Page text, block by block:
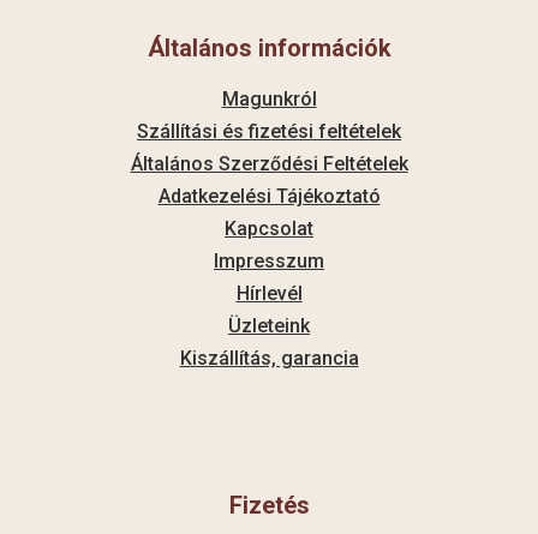
Általános információk
Magunkról
Szállítási és fizetési feltételek
Általános Szerződési Feltételek
Adatkezelési Tájékoztató
Kapcsolat
Impresszum
Hírlevél
Üzleteink
Kiszállítás, garancia
Fizetés